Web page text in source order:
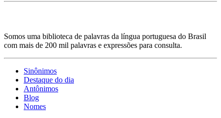
Somos uma biblioteca de palavras da língua portuguesa do Brasil
com mais de 200 mil palavras e expressões para consulta.
Sinônimos
Destaque do dia
Antônimos
Blog
Nomes